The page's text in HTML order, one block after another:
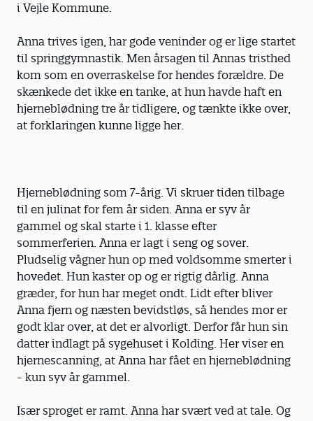
i Vejle Kommune.
Anna trives igen, har gode veninder og er lige startet
til springgymnastik. Men årsagen til Annas tristhed
kom som en overraskelse for hendes forældre. De
skænkede det ikke en tanke, at hun havde haft en
hjerneblødning tre år tidligere, og tænkte ikke over,
at forklaringen kunne ligge her.
Hjerneblødning som 7-årig. Vi skruer tiden tilbage
til en julinat for fem år siden. Anna er syv år
gammel og skal starte i 1. klasse efter
sommerferien. Anna er lagt i seng og sover.
Pludselig vågner hun op med voldsomme smerter i
hovedet. Hun kaster op og er rigtig dårlig. Anna
græder, for hun har meget ondt. Lidt efter bliver
Anna fjern og næsten bevidstløs, så hendes mor er
godt klar over, at det er alvorligt. Derfor får hun sin
datter indlagt på sygehuset i Kolding. Her viser en
hjernescanning, at Anna har fået en hjerneblødning
- kun syv år gammel.
Især sproget er ramt. Anna har svært ved at tale. Og